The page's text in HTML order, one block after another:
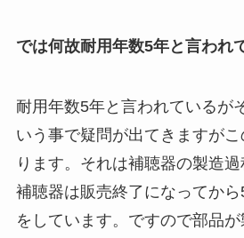
では何故耐用年数5年と言われ
耐用年数5年と言われているが
いう事で疑問が出てきますが
ります。それは補聴器の製造過
補聴器は販売終了になってか
をしています。ですので部品